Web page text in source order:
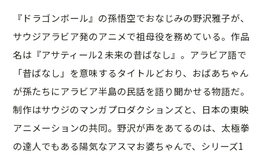
『ドラゴンボール』の孫悟空でおなじみの野沢雅子が、
サウジアラビア発のアニメで祖母役を務めている。作品
名は『アサティール2 未来の昔ばなし』。アラビア語で
「昔ばなし」を意味するタイトルどおり、おばあちゃん
が孫たちにアラビア半島の民話を語り聞かせる物語だ。
制作はサウジのマンガプロダクションズと、日本の東映
アニメーションの共同。野沢が声をあてるのは、太極拳
の達人でもある陽気なアスマお婆ちゃんで、シリーズ1